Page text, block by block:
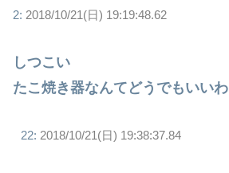
2: 2018/10/21(日) 19:19:48.62
しつこい
たこ焼き器なんてどうでもいいわ
22: 2018/10/21(日) 19:38:37.84